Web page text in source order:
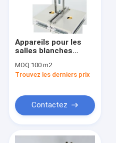
Appareils pour les
salles blanches
plafonds suspendus
Appareils pour les
MOQ:100 m2
Trouvez les derniers prix
Contactez